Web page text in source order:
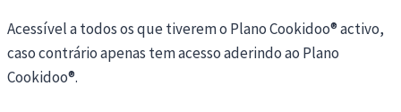
Acessível a todos os que tiverem o Plano Cookidoo® activo,
caso contrário apenas tem acesso aderindo ao Plano
Cookidoo®.